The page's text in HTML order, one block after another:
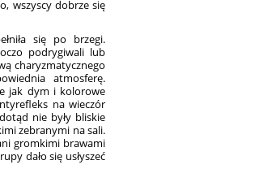
wszyscy dobrze się
się po brzegi.
podrygiwali lub
charyzmatycznego
atmosferę.
jak dym i kolorowe
na wieczór
nie były bliskie
zebranymi na sali.
gromkimi brawami
dało się usłyszeć